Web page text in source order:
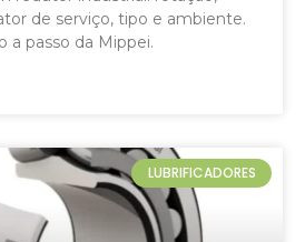
de serviço, tipo e ambiente.
a passo da Mippei.
LUBRIFICADORES